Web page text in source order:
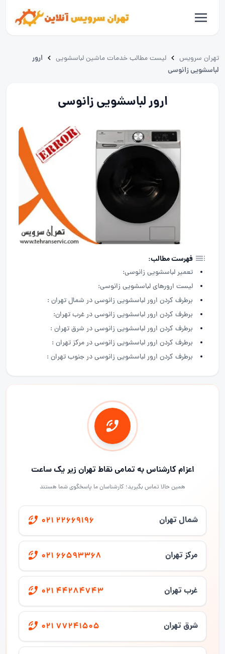
تهران سرویس لیست مطالب خدمات ماشین لباسشویی
ارور
لباسشویی زانوسی
ارور لباسشویی زانوسی
فهرست مطالب:
تعمیر لباسشویی زانوسی:
لیست ارورهای لباسشویی زانوسی:
برطرف کردن ارور لباسشویی زانوسی در شمال تهران :
برطرف کردن ارور لباسشویی زانوسی در غرب تهران:
برطرف کردن ارور لباسشویی زانوسی در شرق تهران :
برطرف کردن ارور لباسشویی زانوسی در مرکز تهران :
برطرف کردن ارور لباسشویی زانوسی در جنوب تهران :
اعزام کارشناس به تمامی نقاط تهران زیر یک ساعت
همین حالا تماس بگیرید؛ کارشناسان ما پاسخگوی شما هستند
شمال تهران 021 22669196
مرکز تهران 021 66593368
غرب تهران 021 44284743
شرق تهران 021 77241505